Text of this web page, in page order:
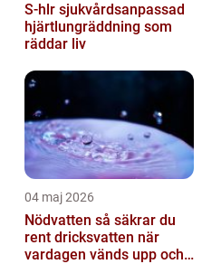
S-hlr sjukvårdsanpassad
hjärtlungräddning som
räddar liv
04 maj 2026
Nödvatten så säkrar du
rent dricksvatten när
vardagen vänds upp och